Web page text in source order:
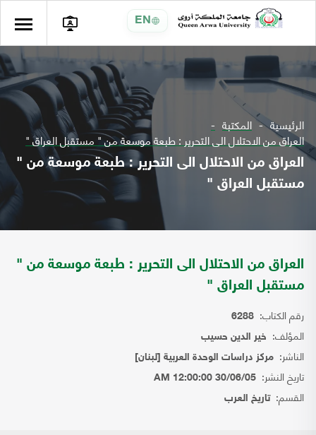
EN
الرئيسية المكتبة
العراق من الاحتلال الى التحرير : طبعة موسعة من " مستقبل العراق "
العراق من الاحتلال الى التحرير : طبعة موسعة من "
مستقبل العراق "
العراق من الاحتلال الى التحرير : طبعة موسعة من "
مستقبل العراق "
رقم الكتاب: 6288
المؤلف: خير الدين حسيب
الناشر: مركز دراسات الوحدة العربية [لبنان]
تاريخ النشر: 30/06/05 12:00:00 AM
القسم:تاريخ العرب